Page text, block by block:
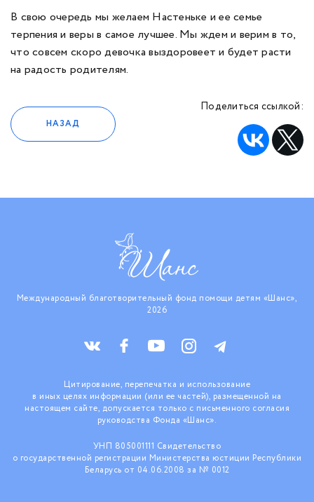
В свою очередь мы желаем Настеньке и ее семье
терпения и веры в самое лучшее. Мы ждем и верим в то,
что совсем скоро девочка выздоровеет и будет расти
на радость родителям.
НАЗАД
Поделиться ссылкой:
Международный благотворительный фонд помощи детям «Шанс»,
2026
Цитирование, перепечатка и использование
в иных целях информации (или ее частей), размещенной на
настоящем сайте, допускается только с письменного согласия
руководства Фонда «Шанс».
УНП 805001111 Свидетельство
о государственной регистрации Министерства юстиции Республики
Беларусь от 04.06.2008 за № 0012